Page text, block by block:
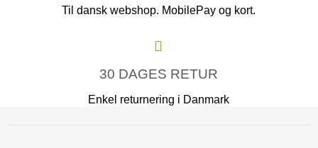
Til dansk webshop. MobilePay og kort.
30 DAGES RETUR
Enkel returnering i Danmark